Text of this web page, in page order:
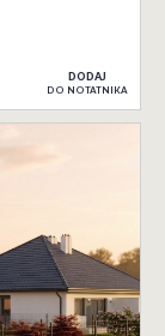
DODAJ
DO NOTATNIKA